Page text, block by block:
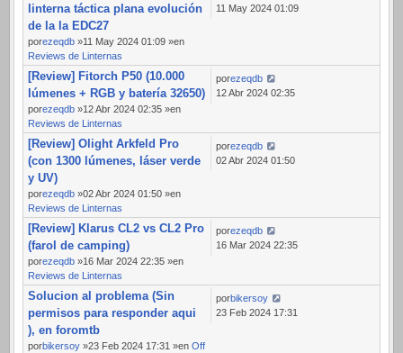
linterna táctica plana evolución
de la la EDC27
porezeqdb »11 May 2024 01:09 »en
Reviews de Linternas
11 May 2024 01:09
[Review] Fitorch P50 (10.000
lúmenes + RGB y batería 32650)
porezeqdb »12 Abr 2024 02:35 »en
Reviews de Linternas
porezeqdb
12 Abr 2024 02:35
[Review] Olight Arkfeld Pro
(con 1300 lúmenes, láser verde
y UV)
porezeqdb »02 Abr 2024 01:50 »en
Reviews de Linternas
porezeqdb
02 Abr 2024 01:50
[Review] Klarus CL2 vs CL2 Pro
(farol de camping)
porezeqdb »16 Mar 2024 22:35 »en
Reviews de Linternas
porezeqdb
16 Mar 2024 22:35
Solucion al problema (Sin
permisos para responder aqui
), en foromtb
porbikersoy »23 Feb 2024 17:31 »en Off
porbikersoy
23 Feb 2024 17:31